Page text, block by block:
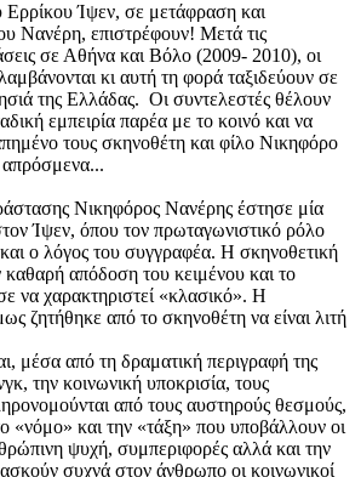
Ίψεν, σε μετάφραση και
Νανέρη, επιστρέφουν! Μετά τις
σε Αθήνα και Βόλο (2009- 2010), οι
κι αυτή τη φορά ταξιδεύουν σε
της Ελλάδας. Οι συντελεστές θέλουν
εμπειρία παρέα με το κοινό και να
τους σκηνοθέτη και φίλο Νικηφόρο
Νικηφόρος Νανέρης έστησε μία
Ίψεν, όπου τον πρωταγωνιστικό ρόλο
και ο λόγος του συγγραφέα. Η σκηνοθετική
καθαρή απόδοση του κειμένου και το
να χαρακτηριστεί «κλασικό». Η
ζητήθηκε από το σκηνοθέτη να είναι λιτή
μέσα από τη δραματική περιγραφή της
την κοινωνική υποκρισία, τους
από τους αυστηρούς θεσμούς,
«νόμο» και την «τάξη» που υποβάλλουν οι
ψυχή, συμπεριφορές αλλά και την
συχνά στον άνθρωπο οι κοινωνικοί